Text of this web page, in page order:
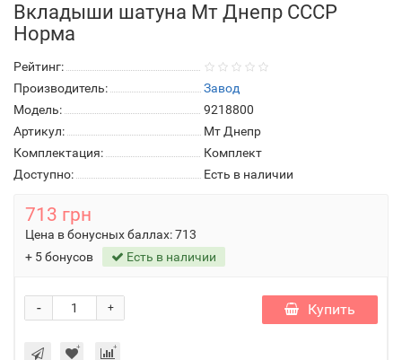
Вкладыши шатуна Мт Днепр СССР
Норма
Рейтинг:
Производитель:
Завод
Модель:
9218800
Артикул:
Мт Днепр
Комплектация:
Комплект
Доступно:
Есть в наличии
713 грн
Цена в бонусных баллах:713
+ 5 бонусов
Есть в наличии
+
- Купить